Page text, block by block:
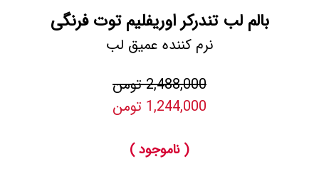
بالم لب تندرکر اوریفلیم توت فرنگی
نرم کننده عمیق لب
2,488,000 تومن
1,244,000 تومن
( ناموجود )